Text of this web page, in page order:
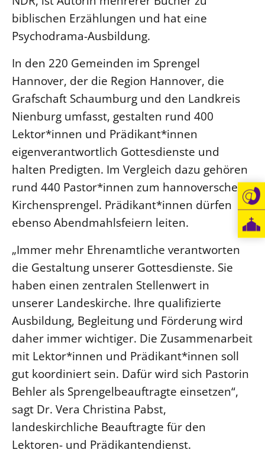
biblischen Erzählungen und hat eine
Psychodrama-Ausbildung.
In den 220 Gemeinden im Sprengel
Hannover, der die Region Hannover, die
Grafschaft Schaumburg und den Landkreis
Nienburg umfasst, gestalten rund 400
Lektor*innen und Prädikant*innen
eigenverantwortlich Gottesdienste und
halten Predigten. Im Vergleich dazu gehören
rund 440 Pastor*innen zum hannoverschen
Kirchensprengel. Prädikant*innen dürfen
ebenso Abendmahlsfeiern leiten.
„Immer mehr Ehrenamtliche verantworten
die Gestaltung unserer Gottesdienste. Sie
haben einen zentralen Stellenwert in
unserer Landeskirche. Ihre qualifizierte
Ausbildung, Begleitung und Förderung wird
daher immer wichtiger. Die Zusammenarbeit
mit Lektor*innen und Prädikant*innen soll
gut koordiniert sein. Dafür wird sich Pastorin
Behler als Sprengelbeauftragte einsetzen“,
sagt Dr. Vera Christina Pabst,
landeskirchliche Beauftragte für den
Lektoren- und Prädikantendienst.
Öffentlichkeitsarbeit
Personalausschuss
Projektmanagement
Terminstundenplaner